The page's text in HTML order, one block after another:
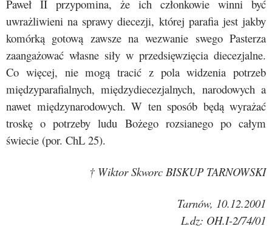
Paweł II przypomina, że ich członkowie winni być
uwrażliwieni na sprawy diecezji, której parafia jest jakby
komórką gotową zawsze na wezwanie swego Pasterza
zaangażować własne siły w przedsięwzięcia diecezjalne.
Co więcej, nie mogą tracić z pola widzenia potrzeb
międzyparafialnych, międzydiecezjalnych, narodowych a
nawet międzynarodowych. W ten sposób będą wyrażać
troskę o potrzeby ludu Bożego rozsianego po całym
świecie (por. ChL 25).
† Wiktor Skworc BISKUP TARNOWSKI
Tarnów, 10.12.2001
L.dz: OH.I-2/74/01